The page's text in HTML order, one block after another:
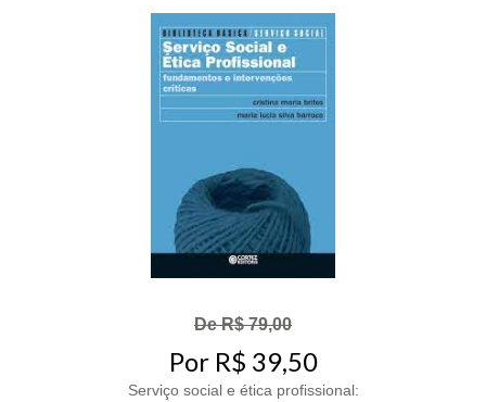
De R$ 79,00
Por R$ 39,50
Serviço social e ética profissional: